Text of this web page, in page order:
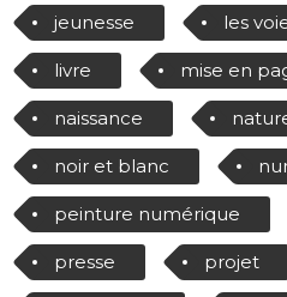
jeunesse les
livre mise en
naissance
noir et blanc
peinture numérique
presse projet